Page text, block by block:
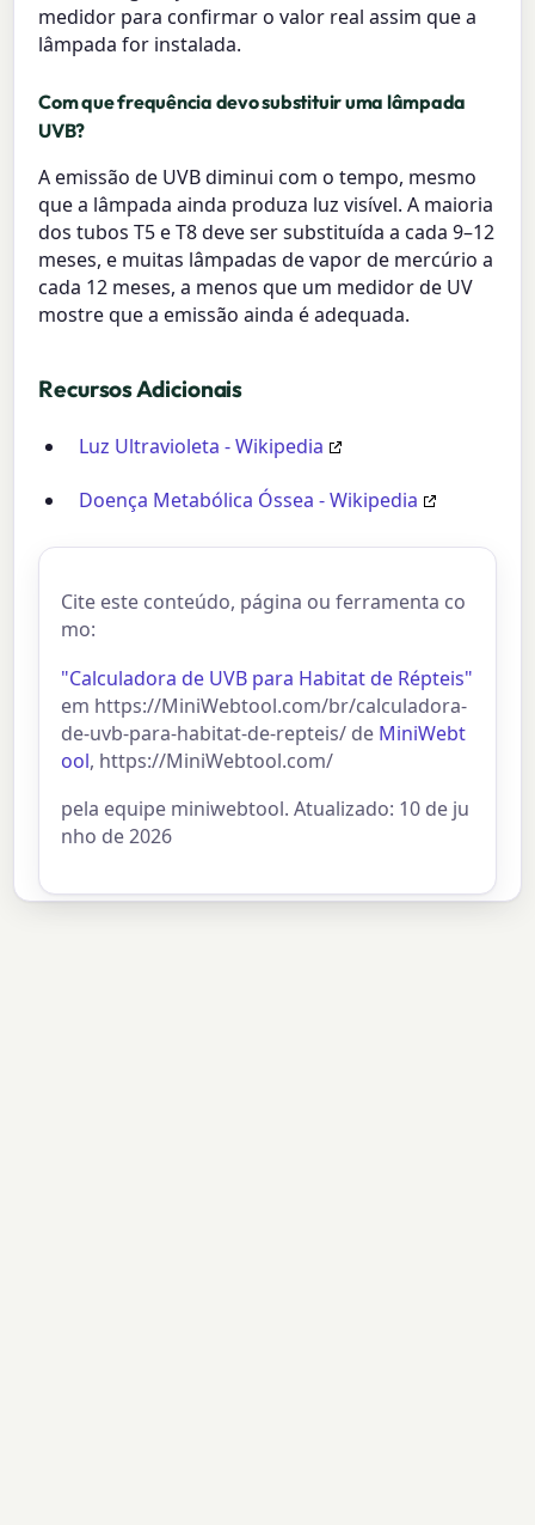
medidor para confirmar o valor real assim que a
lâmpada for instalada.
Com que frequência devo substituir uma lâmpada
UVB?
A emissão de UVB diminui com o tempo, mesmo
que a lâmpada ainda produza luz visível. A maioria
dos tubos T5 e T8 deve ser substituída a cada 9–12
meses, e muitas lâmpadas de vapor de mercúrio a
cada 12 meses, a menos que um medidor de UV
mostre que a emissão ainda é adequada.
Recursos Adicionais
Luz Ultravioleta - Wikipedia
Doença Metabólica Óssea - Wikipedia
Cite este conteúdo, página ou ferramenta co
mo:
"Calculadora de UVB para Habitat de Répteis"
em https://MiniWebtool.com/br/calculadora-
de-uvb-para-habitat-de-repteis/ de MiniWebt
ool, https://MiniWebtool.com/
pela equipe miniwebtool. Atualizado: 10 de ju
nho de 2026